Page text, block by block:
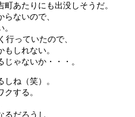
あたりにも出没しそうだ。
ないので、
行っていたので、
しれない。
ゃないか・・・。
ね（笑）。
する。
だろうし、